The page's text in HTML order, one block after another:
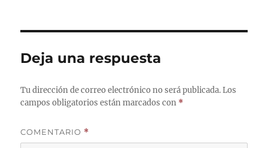
Deja una respuesta
Tu dirección de correo electrónico no será publicada. Los
campos obligatorios están marcados con *
COMENTARIO *